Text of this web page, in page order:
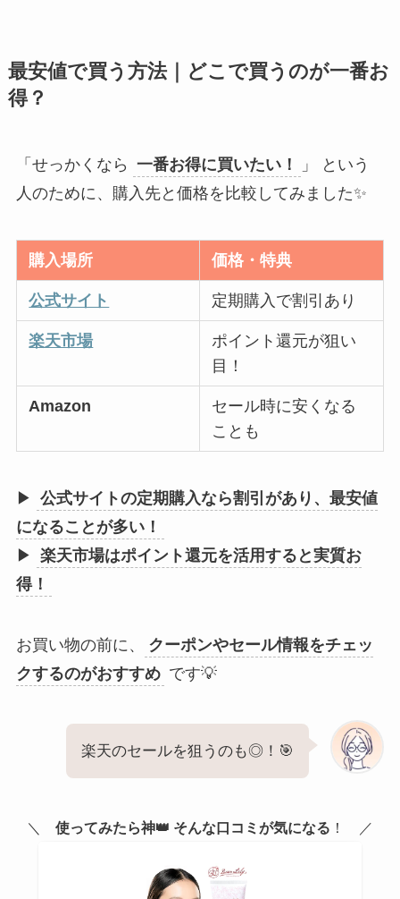
最安値で買う方法｜どこで買うのが一番お
得？
「せっかくなら 一番お得に買いたい！
」 という
人のために、購入先と価格を比較してみました✨
購入場所 価格・特典
公式サイト 定期購入で割引あり
楽天市場
ポイント還元が狙い
目！
Amazon
セール時に安くなる
ことも
▶ 公式サイトの定期購入なら割引があり、最安値
になることが多い！
▶ 楽天市場はポイント還元を活用すると実質お
得！
お買い物の前に、
クーポンやセール情報をチェッ
クするのがおすすめ です💡
楽天のセールを狙うのも◎！🎯
＼ 使ってみたら神👑 そんな口コミが気になる ！ ／